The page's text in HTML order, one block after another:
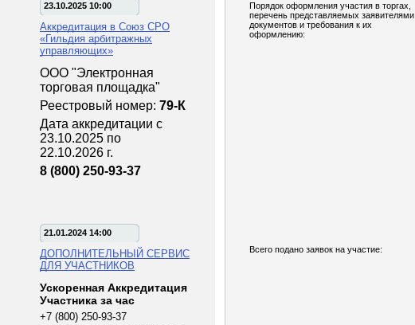
23.10.2025 10:00
Аккредитация в Союз СРО
«Гильдия арбитражных
управляющих»
ООО "Электронная
торговая площадка"
Реестровый номер: 79-К
Дата аккредитации с
23.10.2025 по
22.10.2026 г.
8 (800) 250-93-37
21.01.2024 14:00
ДОПОЛНИТЕЛЬНЫЙ СЕРВИС
ДЛЯ УЧАСТНИКОВ
Ускоренная Аккредитация
Участника за час
+7 (800) 250-93-37
Порядок оформления участия в торгах,
перечень представляемых заявителями
документов и требования к их
оформлению:
Всего подано заявок на участие: